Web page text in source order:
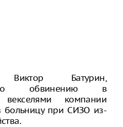
Виктор Батурин,
по обвинению в
компании
больницу при СИЗО из-